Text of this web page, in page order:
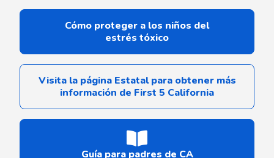
Cómo proteger a los niños del
estrés tóxico
Visita la página Estatal para obtener más
información de First 5 California
Guía para padres de CA